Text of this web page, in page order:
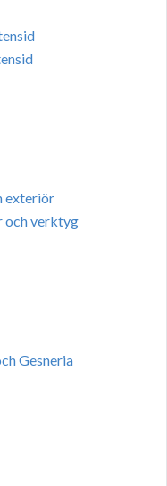
exteriör
och verktyg
Gesneria